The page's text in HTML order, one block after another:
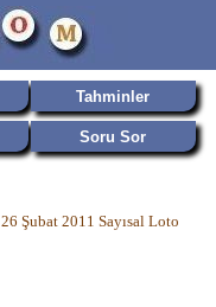
Tahminler
Soru Sor
26 Şubat 2011 Sayısal Loto